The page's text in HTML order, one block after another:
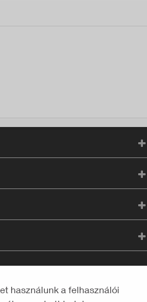
használunk a felhasználói